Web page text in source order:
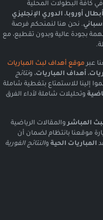
في كافة البطولات المحلية
أوروبا، الدوري الإنجليزي
. نحن هنا لنمنحكم فرصة
بجودة عالية وبدون تقطيع، مع
عبر موقع أهداف لبث المباريات
، أهداف المباريات، ونتائج
إلينا للاستمتاع بتغطية شاملة
وتحليلات شاملة لأداء الفرق
المباشروالمقالات الرياضية
موقعنا بانتظام لضمان أن
المباريات الحية والنتائج الفورية